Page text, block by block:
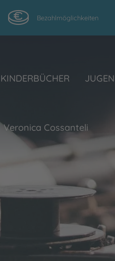
Bezahlmöglichkeiten
KINDERBÜCHER
Veronica Cossanteli